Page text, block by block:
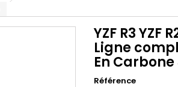
YZF R3 YZF
Ligne
En
Référence